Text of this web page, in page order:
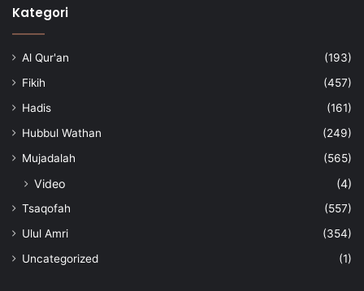
Kategori
Al Qur'an
(193)
Fikih
(457)
Hadis
(161)
Hubbul Wathan
(249)
Mujadalah
(565)
Video (4)
Tsaqofah
(557)
Ulul Amri
(354)
Uncategorized
(1)